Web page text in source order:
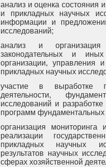
анализ и оценка состояния
и прикладных научных
информации и
исследований;
анализ и организация
законодательных и
организации, управления
прикладных научных
участие в выработке
деятельности,
исследований и
программ
организация мониторинга
реализации
прикладных научных
результатов научных
сферах хозяйственной